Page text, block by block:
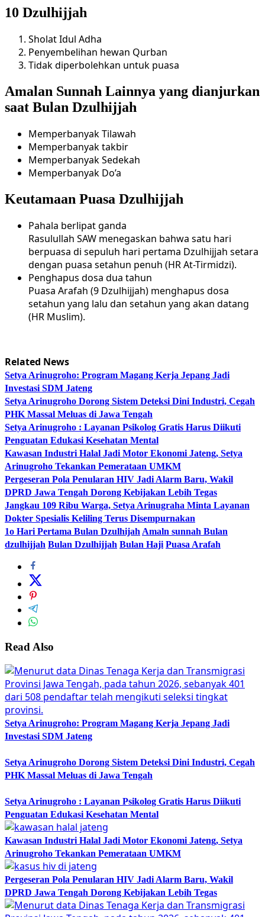
10 Dzulhijjah
Sholat Idul Adha
Penyembelihan hewan Qurban
Tidak diperbolehkan untuk puasa
Amalan Sunnah Lainnya yang dianjurkan
saat Bulan Dzulhijjah
Memperbanyak Tilawah
Memperbanyak takbir
Memperbanyak Sedekah
Memperbanyak Do’a
Keutamaan Puasa Dzulhijjah
Pahala berlipat ganda
Rasulullah SAW menegaskan bahwa satu hari
berpuasa di sepuluh hari pertama Dzulhijjah setara
dengan puasa setahun penuh (HR At-Tirmidzi).
Penghapus dosa dua tahun
Puasa Arafah (9 Dzulhijjah) menghapus dosa
setahun yang lalu dan setahun yang akan datang
(HR Muslim).
Related News
Setya Arinugroho: Program Magang Kerja Jepang Jadi
Investasi SDM Jateng
Setya Arinugroho Dorong Sistem Deteksi Dini Industri, Cegah
PHK Massal Meluas di Jawa Tengah
Setya Arinugroho : Layanan Psikolog Gratis Harus Diikuti
Penguatan Edukasi Kesehatan Mental
Kawasan Industri Halal Jadi Motor Ekonomi Jateng, Setya
Arinugroho Tekankan Pemerataan UMKM
Pergeseran Pola Penularan HIV Jadi Alarm Baru, Wakil
DPRD Jawa Tengah Dorong Kebijakan Lebih Tegas
Jangkau 109 Ribu Warga, Setya Arinugraha Minta Layanan
Dokter Spesialis Keliling Terus Disempurnakan
1o Hari Pertama Bulan Dzulhijah Amaln sunnah Bulan
dzulhijjah Bulan Dzulhijjah Bulan Haji Puasa Arafah
Read Also
Setya Arinugroho: Program Magang Kerja Jepang Jadi
Investasi SDM Jateng
Setya Arinugroho Dorong Sistem Deteksi Dini Industri, Cegah
PHK Massal Meluas di Jawa Tengah
Setya Arinugroho : Layanan Psikolog Gratis Harus Diikuti
Penguatan Edukasi Kesehatan Mental
Kawasan Industri Halal Jadi Motor Ekonomi Jateng, Setya
Arinugroho Tekankan Pemerataan UMKM
Pergeseran Pola Penularan HIV Jadi Alarm Baru, Wakil
DPRD Jawa Tengah Dorong Kebijakan Lebih Tegas